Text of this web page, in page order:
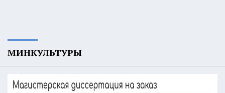
МИНКУЛЬТУРЫ